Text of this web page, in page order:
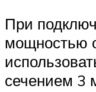
При
мощностью
сечением 3